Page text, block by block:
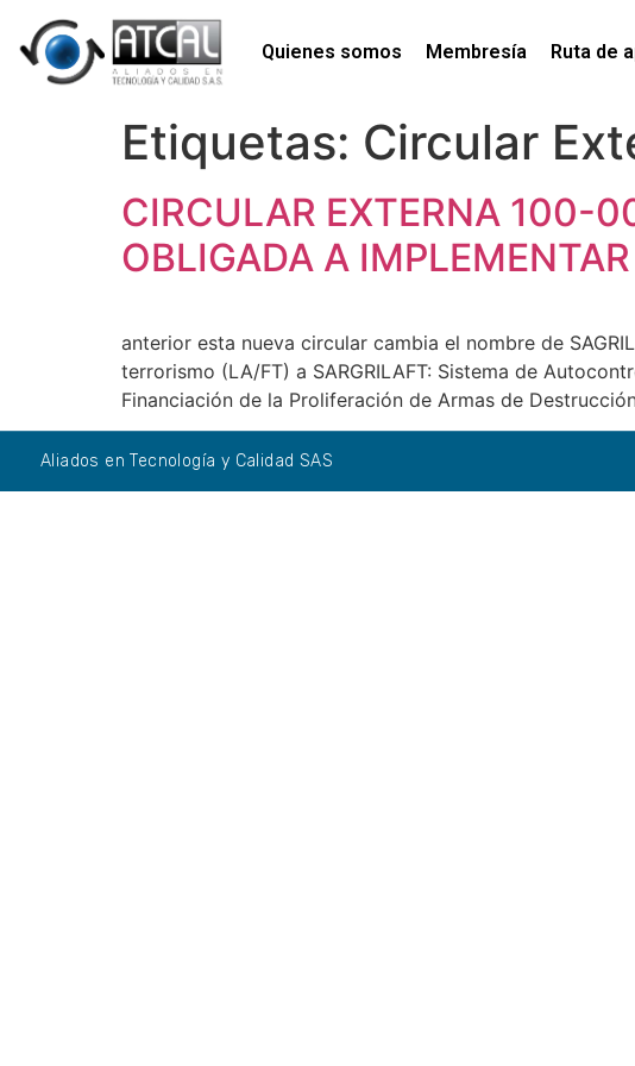
Quienes somos Membresía Ruta de
Etiquetas: Circular
CIRCULAR EXTERNA 100-
OBLIGADA A
anterior esta nueva circular cambia el nombre de
terrorismo (LA/FT) a SARGRILAFT: Sistema de
Financiación de la Proliferación de Armas de
Aliados en Tecnología y Calidad SAS